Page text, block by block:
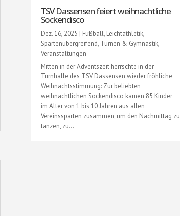
TSV Dassensen feiert weihnachtliche
Sockendisco
Dez. 16, 2025 | Fußball, Leichtathletik,
Spartenübergreifend, Turnen & Gymnastik,
Veranstaltungen
Mitten in der Adventszeit herrschte in der
Turnhalle des TSV Dassensen wieder fröhliche
Weihnachtsstimmung: Zur beliebten
weihnachtlichen Sockendisco kamen 85 Kinder
im Alter von 1 bis 10 Jahren aus allen
Vereinssparten zusammen, um den Nachmittag zu
tanzen, zu...